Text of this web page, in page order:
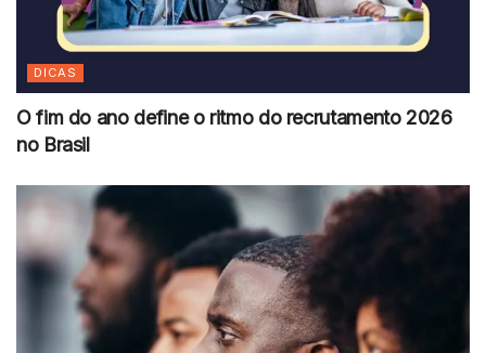
DICAS
O fim do ano define o ritmo do recrutamento 2026
no Brasil